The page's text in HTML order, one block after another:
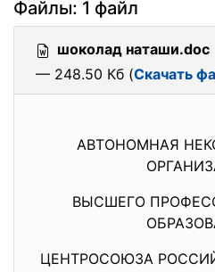
Файлы: 1 файл
шоколад наташи.doc
— 248.50 Кб (Скачать
АВТОНОМНАЯ
ВЫСШЕГО
ЦЕНТРОСОЮЗА